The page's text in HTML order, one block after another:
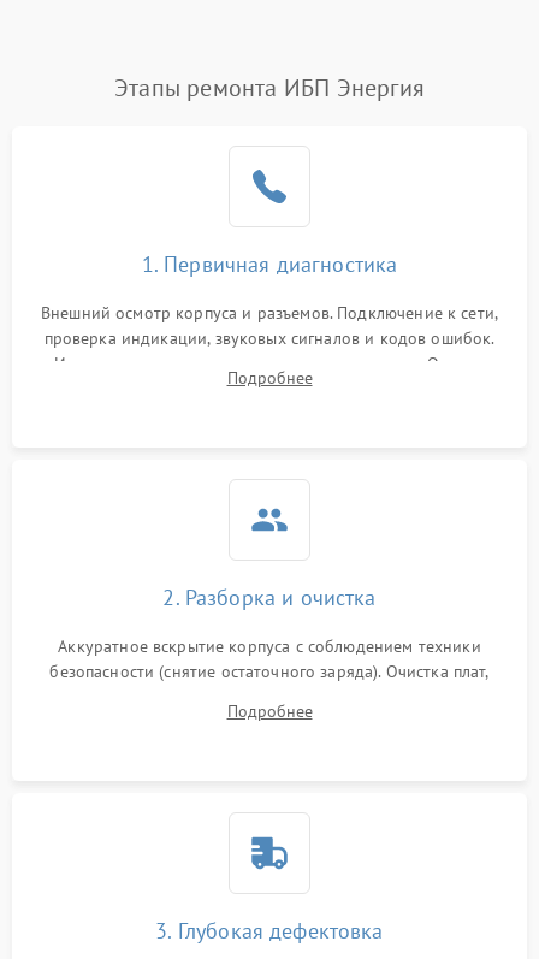
Этапы ремонта ИБП Энергия
1. Первичная диагностика
Внешний осмотр корпуса и разъемов. Подключение к сети,
проверка индикации, звуковых сигналов и кодов ошибок.
Измерение входного и выходного напряжения. Оценка
реакции ИБП на отключение основного питания без
Подробнее
2. Разборка и очистка
Аккуратное вскрытие корпуса с соблюдением техники
безопасности (снятие остаточного заряда). Очистка плат,
и кистей для предотвращения перегрева и замыканий.
Подробнее
3. Глубокая дефектовка